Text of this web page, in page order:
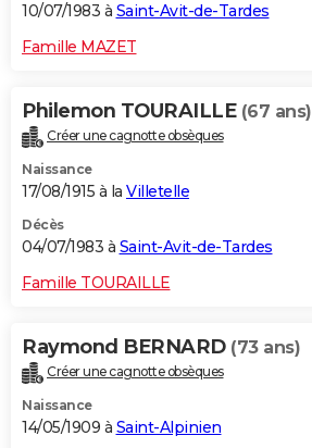
10/07/1983 à Saint-Avit-de-Tardes
Famille MAZET
Philemon TOURAILLE (67 ans)
Créer une cagnotte obsèques
Naissance
17/08/1915 à la Villetelle
Décès
04/07/1983 à Saint-Avit-de-Tardes
Famille TOURAILLE
Raymond BERNARD (73 ans)
Créer une cagnotte obsèques
Naissance
14/05/1909 à Saint-Alpinien